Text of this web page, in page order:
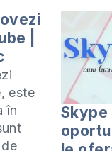
|
este
în
Skype